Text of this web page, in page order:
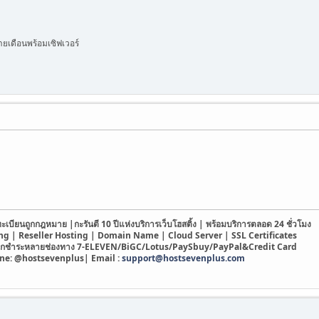
เดือนพร้อมเซิฟเวอร์
เบียนถูกกฎหมาย |กะรันตี 10 ปีแห่งบริการเว็บโฮสติ้ง | พร้อมบริการตลอด 24 ชั่วโมง
| Reseller Hosting | Domain Name | Cloud Server | SSL Certificates
กชำระหลายช่องทาง 7-ELEVEN/BiGC/Lotus/PaySbuy/PayPal&Credit Card
@hostsevenplus| Email :support@hostsevenplus.com